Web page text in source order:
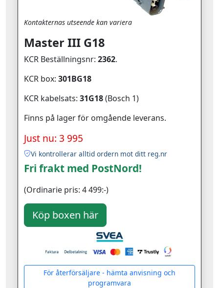
Kontakternas utseende kan variera
Master III G18
KCR Beställningsnr: 2362.
KCR box: 301BG18
KCR kabelsats: 31G18(Bosch 1)
Finns på lager för omgående leverans.
Just nu: 3 995
Vi kontrollerar alltid ordern mot ditt reg.nr
Fri frakt med PostNord!
(Ordinarie pris: 4 499:-)
För återförsäljare - hämta anvisning och
programvara